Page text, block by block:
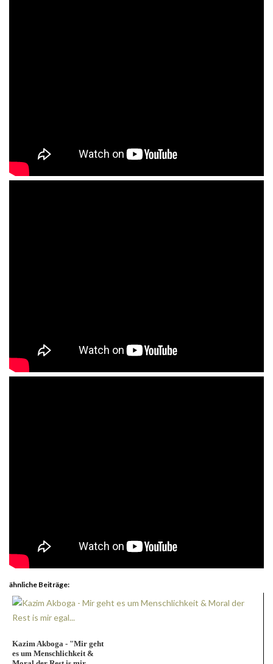
ähnliche Beiträge:
Kazim Akboga - "Mir geht
es um Menschlichkeit &